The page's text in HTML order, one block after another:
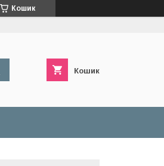
Кошик
Кошик